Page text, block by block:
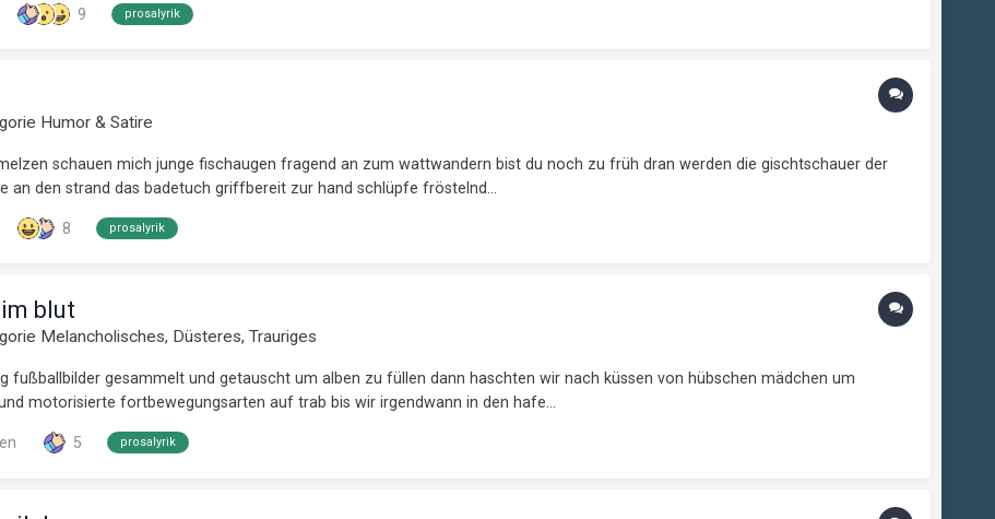
9 prosalyrik
Humor & Satire
schauen mich junge fischaugen fragend an zum wattwandern bist du noch zu früh dran werden die gischtschauer der
an den strand das badetuch griffbereit zur hand schlüpfe fröstelnd...
8 prosalyrik
blut
Melancholisches, Düsteres, Trauriges
gesammelt und getauscht um alben zu füllen dann haschten wir nach küssen von hübschen mädchen um
motorisierte fortbewegungsarten auf trab bis wir irgendwann in den hafe...
5 prosalyrik